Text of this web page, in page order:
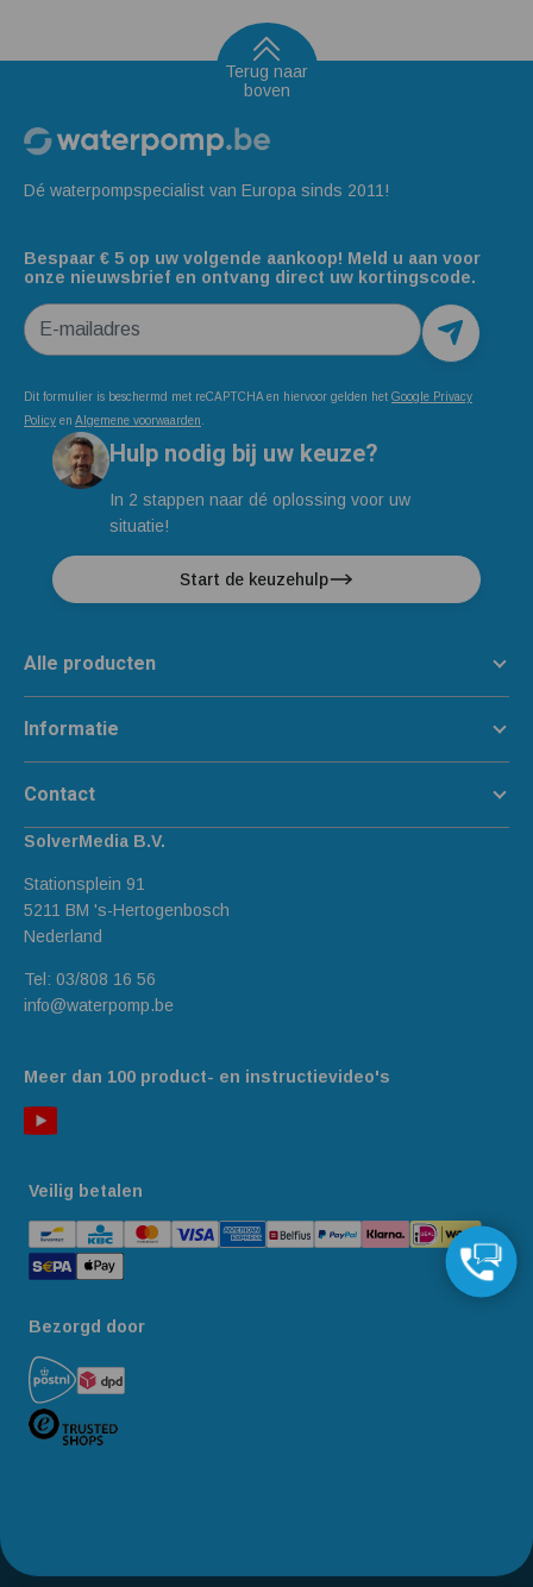
Terug naar
boven
Dé waterpompspecialist van Europa sinds 2011!
Bespaar € 5 op uw volgende aankoop! Meld u aan voor
onze nieuwsbrief en ontvang direct uw kortingscode.
E-mailadres
Dit formulier is beschermd met reCAPTCHA en hiervoor gelden het Google Privacy
Policy en Algemene voorwaarden.
Hulp nodig bij uw keuze?
In 2 stappen naar dé oplossing voor uw
situatie!
Start de keuzehulp
Meer dan 100 product- en instructievideo's
Alle producten
Informatie
Contact
SolverMedia B.V.
Stationsplein 91
5211 BM 's-Hertogenbosch
Nederland
Tel: 03/808 16 56
info@waterpomp.be
Veilig betalen
Bezorgd door